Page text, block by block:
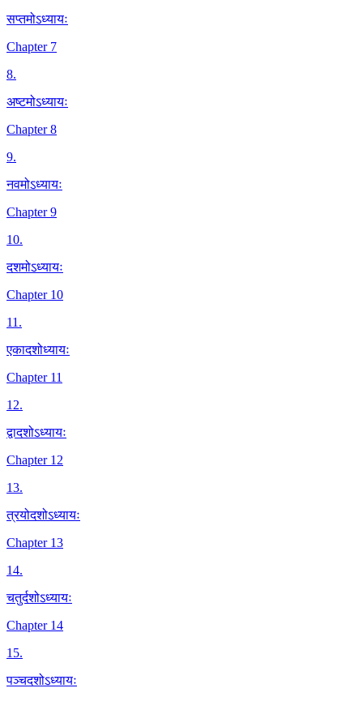
सप्तमोऽध्यायः
Chapter 7
8.
अष्टमोऽध्यायः
Chapter 8
9.
नवमोऽध्यायः
Chapter 9
10.
दशमोऽध्यायः
Chapter 10
11.
एकादशोध्यायः
Chapter 11
12.
द्वादशोऽध्यायः
Chapter 12
13.
त्रयोदशोऽध्यायः
Chapter 13
14.
चतुर्दशोऽध्यायः
Chapter 14
15.
पञ्चदशोऽध्यायः